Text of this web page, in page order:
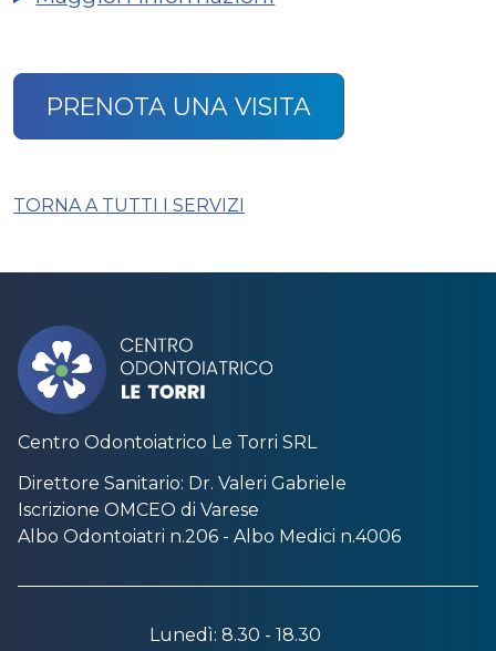
PRENOTA UNA VISITA
TORNA A TUTTI I SERVIZI
Centro Odontoiatrico Le Torri SRL
Direttore Sanitario: Dr. Valeri Gabriele
Iscrizione OMCEO di Varese
Albo Odontoiatri n.206 - Albo Medici n.4006
Lunedì: 8.30 - 18.30